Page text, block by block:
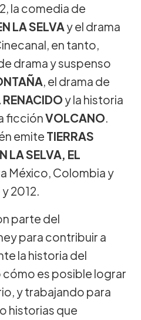
la comedia de
LA SELVA y el drama
en tanto,
drama y suspenso
, el drama de
RENACIDO y la historia
ficciónVOLCANO.
emite TIERRAS
LA SELVA, EL
México, Colombia y
2012.
parte del
para contribuir a
la historia del
cómo es posible lograr
y trabajando para
historias que